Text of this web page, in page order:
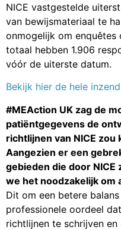
NICE vastgestelde
van bewijsmateriaal te
onmogelijk om
totaal hebben 1.906
vóór de uiterste datum.
Bekijk hier de hele
#MEAction UK zag de
patiëntgegevens de
richtlijnen van NICE
Aangezien er een
gebieden die door
we het noodzakelijk om
Dit om een betere
professionele oordeel
richtlijnen te schrijven